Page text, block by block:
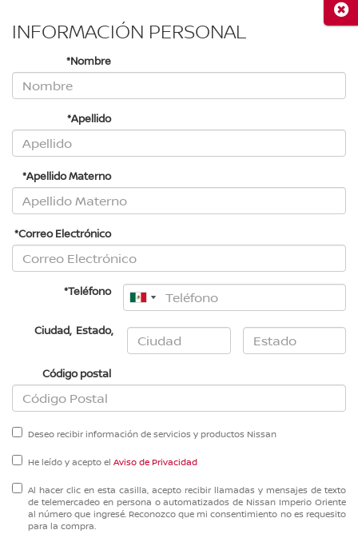
INFORMACIÓN PERSONAL
*Nombre
*Apellido
*Apellido Materno
*Correo Electrónico
*Teléfono
Ciudad, Estado,
Código postal
Deseo recibir información de servicios y productos Nissan
He leído y acepto el Aviso de Privacidad
Al hacer clic en esta casilla, acepto recibir llamadas y mensajes de texto
de telemercadeo en persona o automatizados de Nissan Imperio Oriente
al número que ingresé. Reconozco que mi consentimiento no es requesito
para la compra.